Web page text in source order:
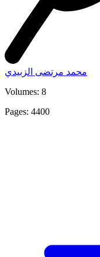
محمد مرتضى الزبيدي
Volumes: 8
Pages: 4400